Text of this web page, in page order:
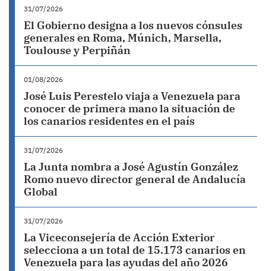
31/07/2026
El Gobierno designa a los nuevos cónsules
generales en Roma, Múnich, Marsella,
Toulouse y Perpiñán
01/08/2026
José Luis Perestelo viaja a Venezuela para
conocer de primera mano la situación de
los canarios residentes en el país
31/07/2026
La Junta nombra a José Agustín González
Romo nuevo director general de Andalucía
Global
31/07/2026
La Viceconsejería de Acción Exterior
selecciona a un total de 15.173 canarios en
Venezuela para las ayudas del año 2026